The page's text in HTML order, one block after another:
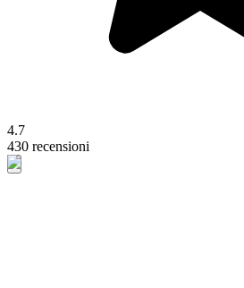
4.7
430 recensioni